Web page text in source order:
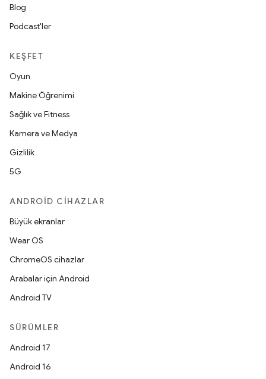
Blog
Podcast'ler
KEŞFET
Oyun
Makine Öğrenimi
Sağlık ve Fitness
Kamera ve Medya
Gizlilik
5G
ANDROID CIHAZLAR
Büyük ekranlar
Wear OS
ChromeOS cihazlar
Arabalar için Android
Android TV
SÜRÜMLER
Android 17
Android 16